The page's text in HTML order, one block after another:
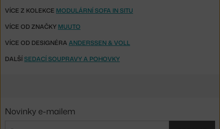
VÍCE Z KOLEKCE MODULÁRNÍ SOFA IN SITU
VÍCE OD ZNAČKY MUUTO
VÍCE OD DESIGNÉRA ANDERSSEN & VOLL
DALŠÍSEDACÍ SOUPRAVY A POHOVKY
Novinky e-mailem